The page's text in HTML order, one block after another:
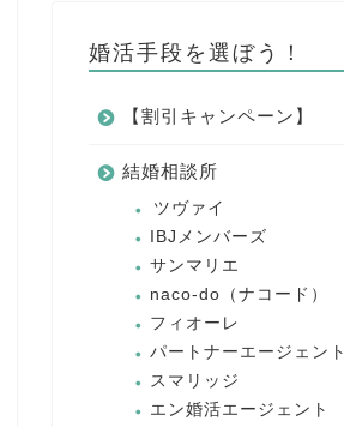
婚活手段を選ぼう！
【割引キャンペーン】
結婚相談所
ツヴァイ
IBJメンバーズ
サンマリエ
naco-do（ナコード）
フィオーレ
パートナーエージェント
スマリッジ
エン婚活エージェント